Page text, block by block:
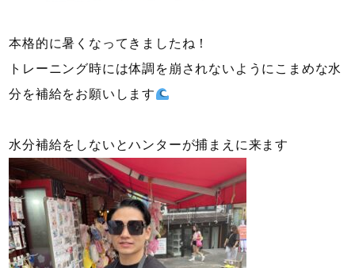
本格的に暑くなってきましたね！
トレーニング時には体調を崩されないようにこまめな水
分を補給をお願いします
水分補給をしないとハンターが捕まえに来ます